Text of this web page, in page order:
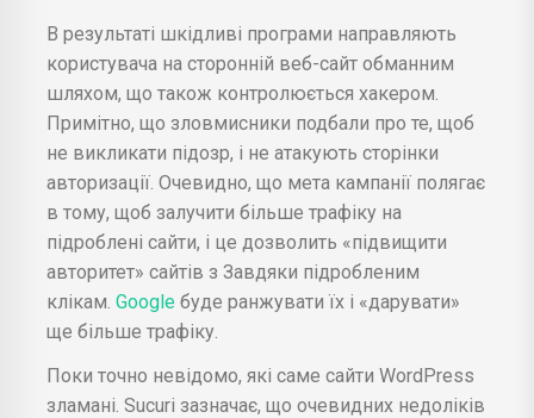
В результаті шкідливі програми направляють
користувача на сторонній веб-сайт обманним
шляхом, що також контролюється хакером.
Примітно, що зловмисники подбали про те, щоб
не викликати підозр, і не атакують сторінки
авторизації. Очевидно, що мета кампанії полягає
в тому, щоб залучити більше трафіку на
підроблені сайти, і це дозволить «підвищити
авторитет» сайтів з Завдяки підробленим
клікам. Google буде ранжувати їх і «дарувати»
ще більше трафіку.
Поки точно невідомо, які саме сайти WordPress
зламані. Sucuri зазначає, що очевидних недоліків